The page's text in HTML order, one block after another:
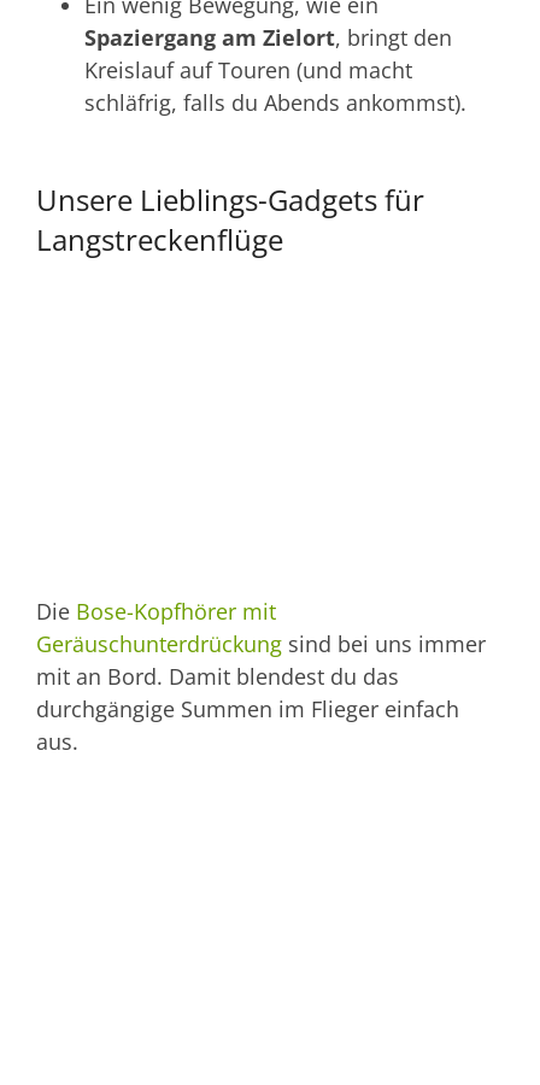
Spaziergang am Zielort, bringt den
Kreislauf auf Touren (und macht
schläfrig, falls du Abends ankommst).
Unsere Lieblings-Gadgets für
Langstreckenflüge
Die Bose-Kopfhörer mit
Geräuschunterdrückung sind bei uns immer
mit an Bord. Damit blendest du das
durchgängige Summen im Flieger einfach
aus.